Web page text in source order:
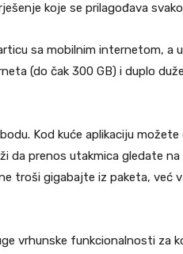
koje se prilagođava
sa mobilnim internetom, a
(do čak 300 GB) i duplo
Kod kuće aplikaciju
da prenos utakmica gledate
troši gigabajte iz paketa, već
vrhunske funkcionalnosti za